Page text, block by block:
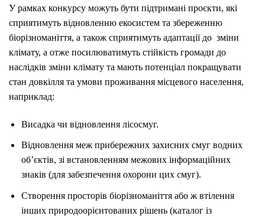
У рамках конкурсу можуть бути підтримані проєкти, які
сприятимуть відновленню екосистем та збереженню
біорізноманіття, а також сприятимуть адаптації до зміни
клімату, а отже посилюватимуть стійкість громади до
наслідків зміни клімату та мають потенціал покращувати
стан довкілля та умови проживання місцевого населення,
наприклад:
Висадка чи відновлення лісосмуг.
Відновлення меж прибережних захисних смуг водних
об’єктів, зі встановленням межових інформаційних
знаків (для забезпечення охорони цих смуг).
Створення просторів біорізноманіття або ж втілення
інших природоорієнтованих рішень (каталог із